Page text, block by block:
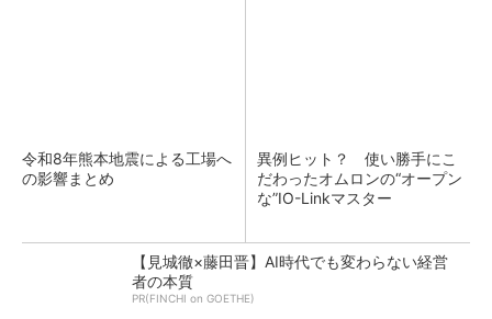
令和8年熊本地震による工場へ
の影響まとめ
異例ヒット？ 使い勝手にこ
だわったオムロンの“オープン
な”IO-Linkマスター
【見城徹×藤田晋】AI時代でも変わらない経営
者の本質
PR(FINCHI on GOETHE)